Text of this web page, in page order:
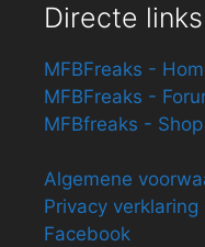
Directe links
MFBFreaks -
MFBFreaks -
MFBfreaks - Shop
Algemene
Privacy verklaring
Facebook